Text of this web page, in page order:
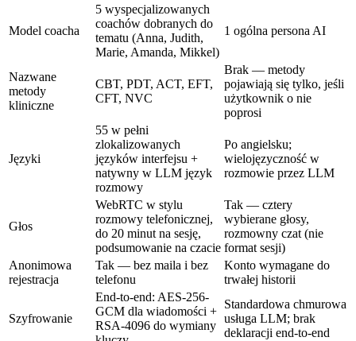
Model coacha
5 wyspecjalizowanych
coachów dobranych do
tematu (Anna, Judith,
Marie, Amanda, Mikkel)
1 ogólna persona AI
Nazwane
metody
kliniczne
CBT, PDT, ACT, EFT,
CFT, NVC
Brak — metody
pojawiają się tylko, jeśli
użytkownik o nie
poprosi
Języki
55 w pełni
zlokalizowanych
języków interfejsu +
natywny w LLM język
rozmowy
Po angielsku;
wielojęzyczność w
rozmowie przez LLM
Głos
WebRTC w stylu
rozmowy telefonicznej,
do 20 minut na sesję,
podsumowanie na czacie
Tak — cztery
wybierane głosy,
rozmowny czat (nie
format sesji)
Anonimowa
rejestracja
Tak — bez maila i bez
telefonu
Konto wymagane do
trwałej historii
Szyfrowanie
End-to-end: AES-256-
GCM dla wiadomości +
RSA-4096 do wymiany
Standardowa chmurowa
usługa LLM; brak
deklaracji end-to-end